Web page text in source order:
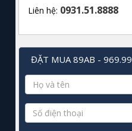
Liên hệ: 0931.51.8888
ĐẶT MUA 89AB - 969.99